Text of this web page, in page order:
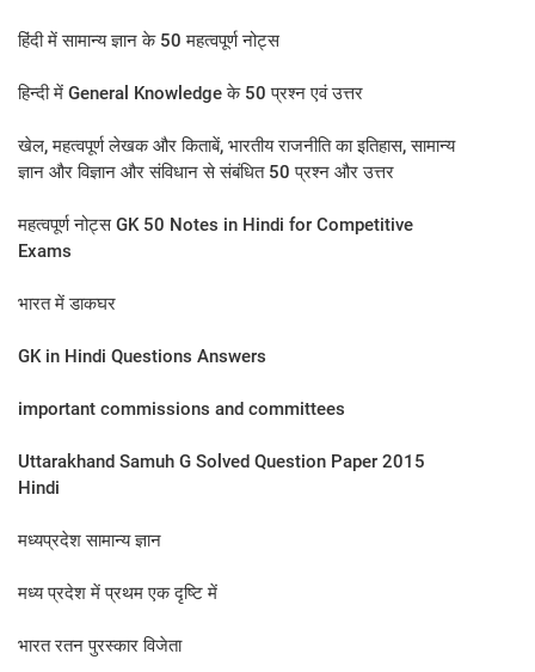
हिंदी में सामान्य ज्ञान के 50 महत्वपूर्ण नोट्स
हिन्दी में General Knowledge के 50 प्रश्न एवं उत्तर
खेल, महत्वपूर्ण लेखक और किताबें, भारतीय राजनीति का इतिहास, सामान्य
ज्ञान और विज्ञान और संविधान से संबंधित 50 प्रश्न और उत्तर
महत्वपूर्ण नोट्स GK 50 Notes in Hindi for Competitive
Exams
भारत में डाकघर
GK in Hindi Questions Answers
important commissions and committees
Uttarakhand Samuh G Solved Question Paper 2015
Hindi
मध्यप्रदेश सामान्य ज्ञान
मध्य प्रदेश में प्रथम एक दृष्टि में
भारत रतन पुरस्कार विजेता